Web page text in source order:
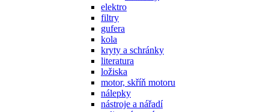
elektro
filtry
gufera
kola
kryty a schránky
literatura
ložiska
motor, skříň motoru
nálepky
nástroje a nářadí